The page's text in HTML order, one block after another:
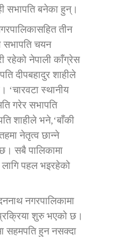
कार्यान्वयन एकाई जुम्लाको सुचना
सभापति बनेका हुन्।
तीन
सभापति चयन
रहेको नेपाली काँग्रेस
दीपबहादुर शाहीले
‘चारवटा स्थानीय
गरेर सभापति
शाहीले भने,‘बाँकी
नेतृत्व छान्ने
सबै पालिकामा
लागि पहल भइरहेको
नगरपालिकामा
शुरु भएको छ।
सहमपति हुन नसक्दा